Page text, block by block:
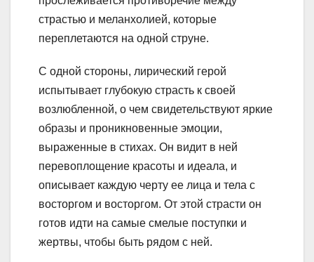
страстью и меланхолией, которые
переплетаются на одной струне.
С одной стороны, лирический герой
испытывает глубокую страсть к своей
возлюбленной, о чем свидетельствуют яркие
образы и проникновенные эмоции,
выраженные в стихах. Он видит в ней
перевоплощение красоты и идеала, и
описывает каждую черту ее лица и тела с
восторгом и восторгом. От этой страсти он
готов идти на самые смелые поступки и
жертвы, чтобы быть рядом с ней.